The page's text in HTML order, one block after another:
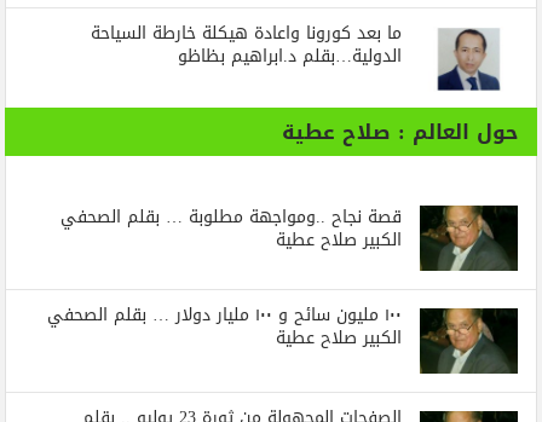
ما بعد كورونا واعادة هيكلة خارطة السياحة
الدولية…بقلم د.ابراهيم بظاظو
حول العالم : صلاح عطية
قصة نجاح ..ومواجهة مطلوبة … بقلم الصحفي
الكبير صلاح عطية
١٠٠ مليون سائح و ١٠٠ مليار دولار … بقلم الصحفي
الكبير صلاح عطية